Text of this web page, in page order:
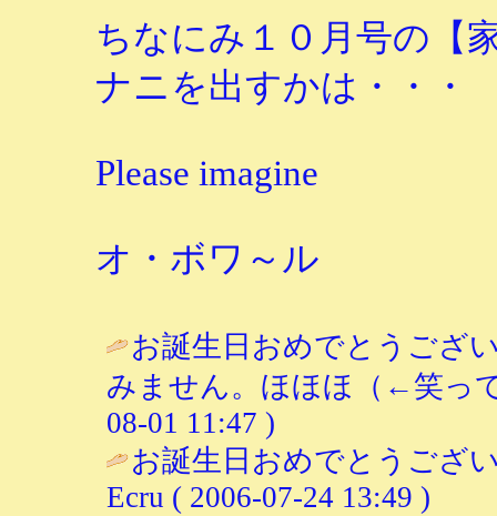
ちなにみ１０月号の【
ナニを出すかは・・・
Please imagine
オ・ボワ～ル
お誕生日おめでとうござ
みません。ほほほ（←笑っ
08-01 11:47 )
お誕生日おめでとうござ
Ecru ( 2006-07-24 13:49 )